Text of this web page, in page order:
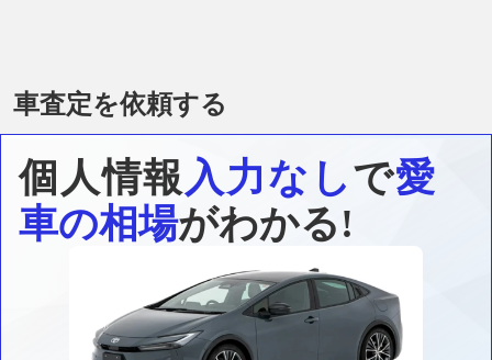
車査定を依頼する
個人情報入力なしで愛
車の相場がわかる!